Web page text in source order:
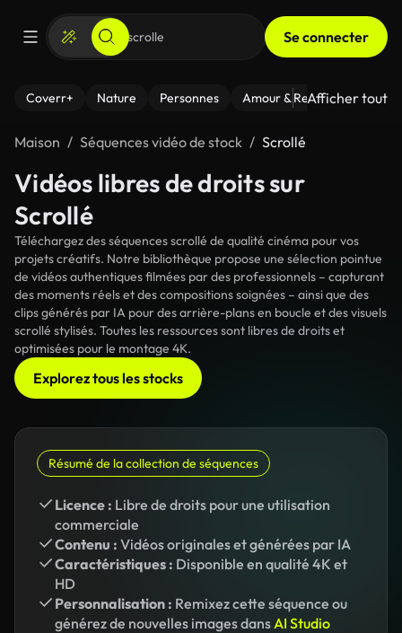
Se connecter
Coverr+ Nature Personnes Amour & Relations Le
Afficher tout
Maison Séquences vidéo de stock Scrollé
Vidéos libres de droits sur
Scrollé
Téléchargez des séquences scrollé de qualité cinéma pour vos
projets créatifs. Notre bibliothèque propose une sélection pointue
de vidéos authentiques filmées par des professionnels – capturant
des moments réels et des compositions soignées – ainsi que des
clips générés par IA pour des arrière-plans en boucle et des visuels
scrollé stylisés. Toutes les ressources sont libres de droits et
optimisées pour le montage 4K.
Explorez tous les stocks
Résumé de la collection de séquences
Licence : Libre de droits pour une utilisation
commerciale
Contenu : Vidéos originales et générées par IA
Caractéristiques : Disponible en qualité 4K et
HD
Personnalisation : Remixez cette séquence ou
générez de nouvelles images dansAI Studio